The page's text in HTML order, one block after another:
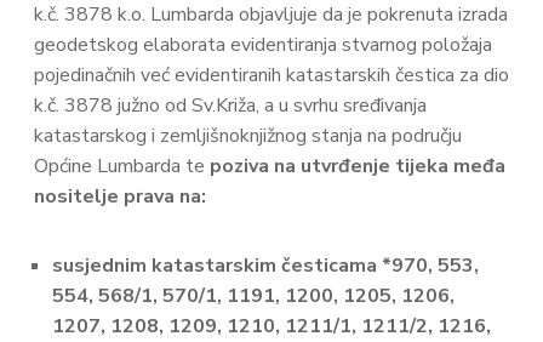
k.č. 3878 k.o. Lumbarda objavljuje da je pokrenuta izrada
geodetskog elaborata evidentiranja stvarnog položaja
pojedinačnih već evidentiranih katastarskih čestica za dio
k.č. 3878 južno od Sv.Križa, a u svrhu sređivanja
katastarskog i zemljišnoknjižnog stanja na području
Općine Lumbarda te poziva na utvrđenje tijeka međa
nositelje prava na:
susjednim katastarskim česticama *970, 553,
554, 568/1, 570/1, 1191, 1200, 1205, 1206,
1207, 1208, 1209, 1210, 1211/1, 1211/2, 1216,